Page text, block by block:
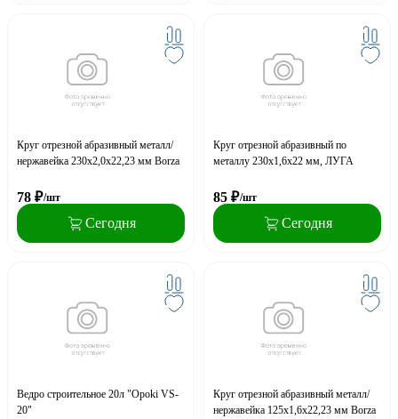
Круг отрезной абразивный металл/
нержавейка 230х2,0х22,23 мм Borza
78 ₽/шт
Сегодня
Круг отрезной абразивный по
металлу 230х1,6х22 мм, ЛУГА
85 ₽/шт
Сегодня
Ведро строительное 20л "Opoki VS-
20"
Круг отрезной абразивный металл/
нержавейка 125х1,6х22,23 мм Borza